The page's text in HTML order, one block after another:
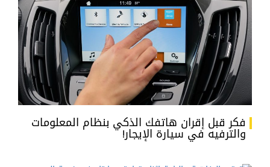
فكر قبل إقران هاتفك الذكي بنظام المعلومات
والترفيه في سيارة الإيجار!